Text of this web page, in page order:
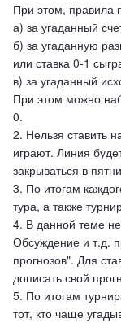
При этом, правила
а) за угаданный
б) за угаданную
или ставка 0-1
в) за угаданный
При этом можно
0.
2. Нельзя ставить
играют. Линия
закрываться в
3. По итогам
тура, а также
4. В данной теме
Обсуждение и т.д.
прогнозов". Для
дописать свой
5. По итогам
тот, кто чаще